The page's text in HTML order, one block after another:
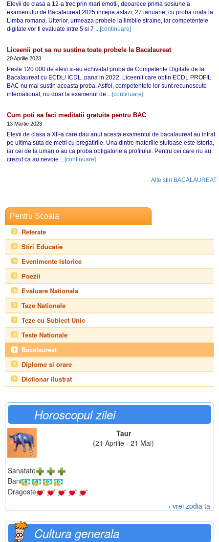
Pentru Scoala
Referate
Stiri Educatie
Evenimente Istorice
Poezii
Evaluare Nationala
Teze Nationale
Teze cu Subiect Unic
Teste Nationale
Bacalaureat
Diplome si orare
Dictionar ilustrat
Horoscopul zilei
Taur
(21 Aprilie - 21 Mai)
Sanatate
Bani
Dragoste
› vrei zodia ta
Cultura generala
Elevii de clasa a 12-a trec prin mari emotii, deoarece prima sesiune a
examenului de Bacalaureat 2025 incepe astazi, 27 ianuarie, cu proba orala la
Limba romana. Ulterior, urmeaza probele la limbile straine, iar competentele
digitale vor fi evaluate intre 5 si 7 ...[continuare]
Liceenii pot sa nu sustina toate probele la Bacalaureat
20 Aprilie 2023
Peste 120 000 de elevi si-au echivalat proba de Competente Digitale de la
Bacalaureat cu ECDL/ ICDL, pana in 2022. Liceenii care obtin ECDL PROFIL
BAC nu mai sustin aceasta proba. Astfel, competentele lor sunt recunoscute
international, nu doar la examenul de ...[continuare]
Cum poti sa faci meditatii gratuite pentru BAC
13 Martie 2023
Elevii de clasa a XII-a care dau anul acesta examentul de bacalaureat au intrat
pe ultima suta de metri cu pregatirile. Una dintre materiile stufoase este istoria,
iar cei de la uman o au ca proba obligatorie a profilului. Pentru cei care nu au
crezut ca au nevoie ...[continuare]
Alte stiri BACALAUREAT